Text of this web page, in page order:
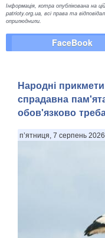
Інформація, котра опублікована на
patrioty.org.ua, всі права та
оприлюднили.
FaceBook
Народні
спрадавна
обов'язково
п’ятниця, 7 серпень